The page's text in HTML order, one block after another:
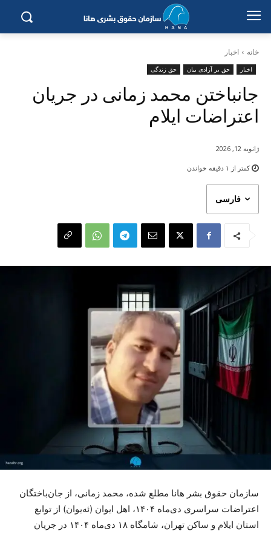
خانه اخبار
اخبار حق بر آزادی بیان حق زندگی
جانباختن محمد زمانی در جریان
اعتراضات ایلام
فارسی
کمتر از ۱ دقیقه خواندن
ژانویه 12, 2026
سازمان حقوق بشر هانا مطلع شده، محمد زمانی، از جان‌باختگان
اعتراضات سراسری دی‌ماه ۱۴۰۴، اهل ایوان (ئەیوان) از توابع
استان ایلام و ساکن تهران، شامگاه ۱۸ دی‌ماه ۱۴۰۴ در جریان